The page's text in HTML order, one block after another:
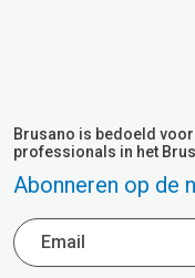
Brusano is bedoeld
professionals in het
Abonneren op de